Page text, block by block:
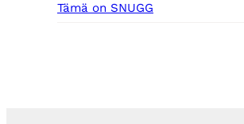
Tämä on SNUGG